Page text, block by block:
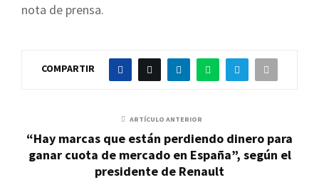
nota de prensa.
COMPARTIR
ARTÍCULO ANTERIOR
“Hay marcas que están perdiendo dinero para
ganar cuota de mercado en España”, según el
presidente de Renault